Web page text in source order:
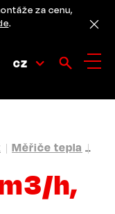
za cenu,
.
CZ
Měřiče tepla
h,